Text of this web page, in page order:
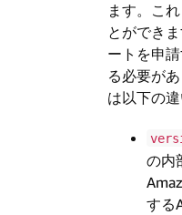
ます。こ
とができ
ートを申
る必要が
は以下の違
の内
する